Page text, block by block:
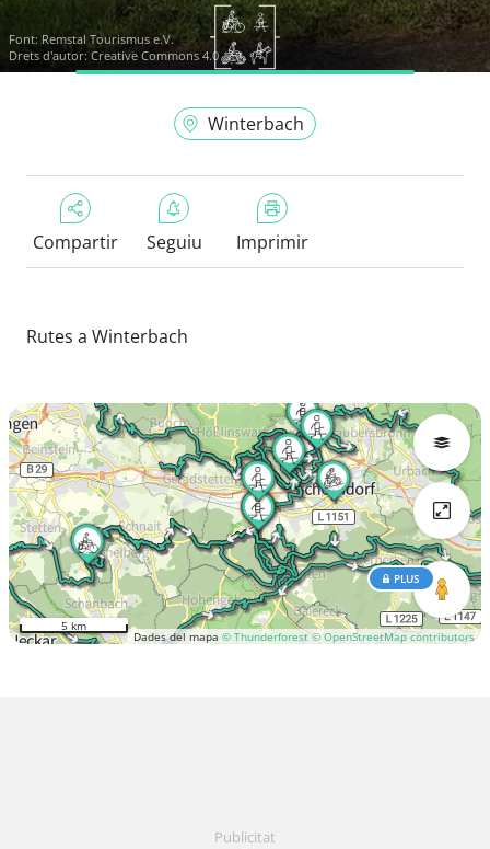
Font: Remstal Tourismus e.V.
Drets d'autor: Creative Commons 4.0
Winterbach
Compartir Seguiu Imprimir
Rutes a Winterbach
Dades del mapa © Thunderforest © OpenStreetMap contributors
PLUS
5 km
Publicitat